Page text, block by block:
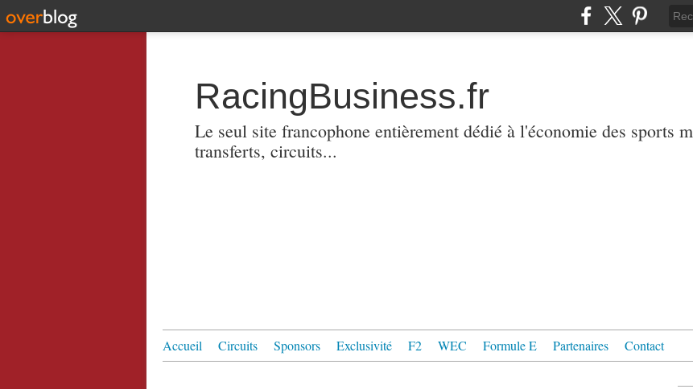
RacingBusiness.fr
Le seul site francophone entièrement dédié à l'économie des sports
transferts, circuits...
Accueil Circuits Sponsors Exclusivité F2 WEC Formule E Partenaires Contact